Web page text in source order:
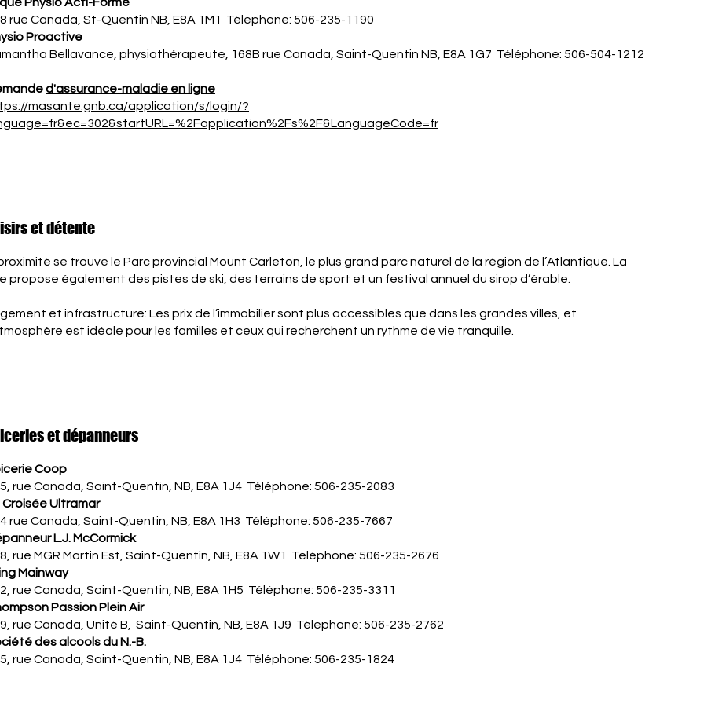
rue Canada, St-Quentin NB, E8A 1M1 Téléphone: 506-235-1190
Proactive
Bellavance, physiothérapeute, 168B rue Canada, Saint-Quentin NB, E8A 1G7 Téléphone: 506-504-1212
d'assurance-maladie en ligne
masante.gnb.ca/application/s/login/?
et détente
se trouve le Parc provincial Mount Carleton, le plus grand parc naturel de la région de l’Atlantique. La
propose également des pistes de ski, des terrains de sport et un festival annuel du sirop d’érable.
et infrastructure: Les prix de l’immobilier sont plus accessibles que dans les grandes villes, et
est idéale pour les familles et ceux qui recherchent un rythme de vie tranquille.
et dépanneurs
Coop
rue Canada, Saint-Quentin, NB, E8A 1J4 Téléphone: 506-235-2083
Croisée Ultramar
rue Canada, Saint-Quentin, NB, E8A 1H3 Téléphone: 506-235-7667
L.J. McCormick
rue MGR Martin Est, Saint-Quentin, NB, E8A 1W1 Téléphone: 506-235-2676
Mainway
rue Canada, Saint-Quentin, NB, E8A 1H5 Téléphone: 506-235-3311
Passion Plein Air
rue Canada, Unité B, Saint-Quentin, NB, E8A 1J9 Téléphone: 506-235-2762
des alcools du N.-B.
rue Canada, Saint-Quentin, NB, E8A 1J4 Téléphone: 506-235-1824